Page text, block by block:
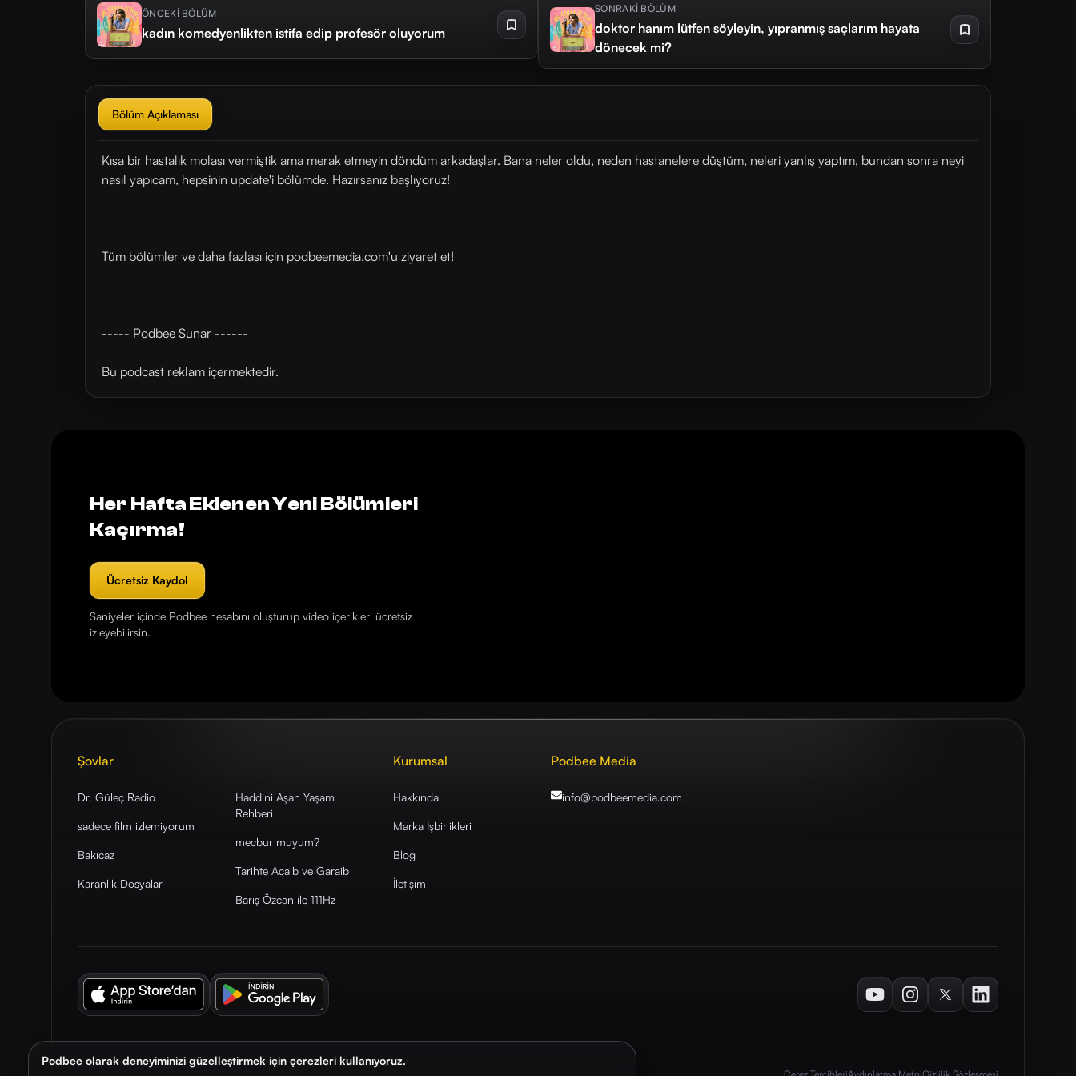
Podbee olarak deneyiminizi güzelleştirmek için çerezleri kullanıyoruz.
ÖNCEKİ BÖLÜM
kadın komedyenlikten istifa edip profesör oluyorum
SONRAKİ BÖLÜM
doktor hanım lütfen söyleyin, yıpranmış saçlarım hayata
dönecek mi?
Bölüm Açıklaması
Kısa bir hastalık molası vermiştik ama merak etmeyin döndüm arkadaşlar. Bana neler oldu, neden hastanelere düştüm, neleri yanlış yaptım, bundan sonra neyi
nasıl yapıcam, hepsinin update'i bölümde. Hazırsanız başlıyoruz!
Tüm bölümler ve daha fazlası için ⁠⁠⁠⁠⁠⁠⁠⁠⁠⁠podbeemedia.com⁠⁠⁠⁠⁠⁠⁠⁠⁠⁠'u ziyaret et!
----- Podbee Sunar ------
Bu podcast reklam içermektedir.
Her Hafta Eklenen Yeni Bölümleri
Kaçırma!
Ücretsiz Kaydol
Saniyeler içinde Podbee hesabını oluşturup video içerikleri ücretsiz
izleyebilirsin.
Şovlar
Dr. Güleç Radio
sadece film izlemiyorum
Bakıcaz
Karanlık Dosyalar
Haddini Aşan Yaşam
Rehberi
mecbur muyum?
Tarihte Acaib ve Garaib
Barış Özcan ile 111Hz
Kurumsal
Hakkında
Marka İşbirlikleri
Blog
İletişim
Podbee Media
info@podbeemedia.com
YoutubeInstagramTwitterLinkedIn